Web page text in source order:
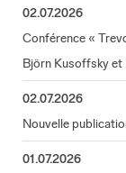
02.07.2026
Conférence «
Björn Kusoffsky et
02.07.2026
Nouvelle
01.07.2026